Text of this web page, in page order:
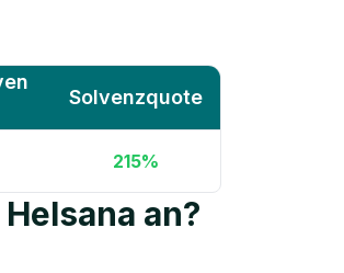
Solvenzquote
215%
an?